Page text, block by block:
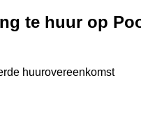
te huur op
huurovereenkomst